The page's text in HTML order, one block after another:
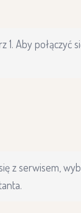
Aby połączyć
z serwisem,